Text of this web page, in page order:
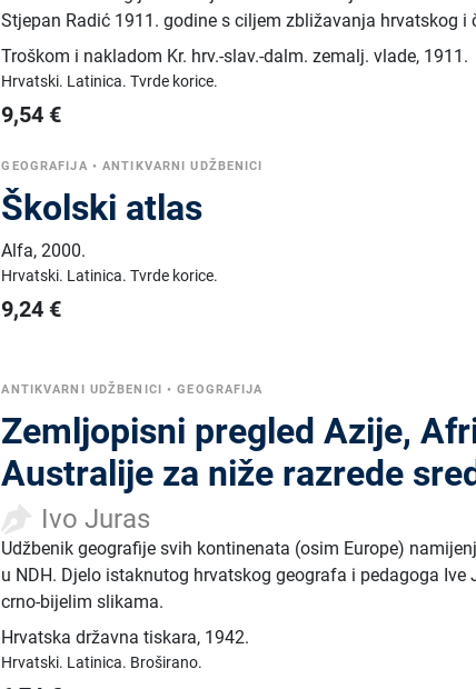
Stjepan Radić 1911. godine s ciljem zbližavanja hrvatskog i
Troškom i nakladom Kr. hrv.-slav.-dalm. zemalj. vlade, 1911.
Hrvatski. Latinica.Tvrde korice.
9,54 €
GEOGRAFIJA •ANTIKVARNI UDŽBENICI
Školski atlas
Alfa,2000.
Hrvatski. Latinica.Tvrde korice.
9,24 €
ANTIKVARNI UDŽBENICI •GEOGRAFIJA
Zemljopisni pregled Azije,
Australije za niže razrede
Ivo Juras
Udžbenik geografije svih kontinenata (osim Europe)
u NDH. Djelo istaknutog hrvatskog geografa i pedagoga
crno-bijelim slikama.
Hrvatska državna tiskara, 1942.
Hrvatski. Latinica. Broširano.